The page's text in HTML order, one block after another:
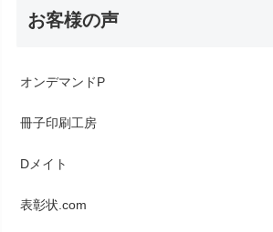
お客様の声
オンデマンドP
冊子印刷工房
Dメイト
表彰状.com